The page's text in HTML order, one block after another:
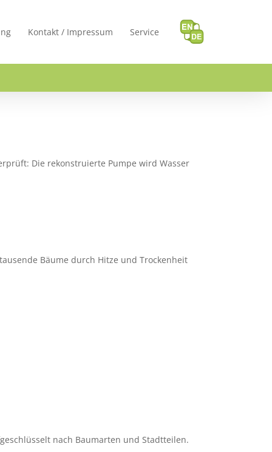
Kontakt / Impressum Service
Die rekonstruierte Pumpe wird Wasser
Bäume durch Hitze und Trockenheit
nach Baumarten und Stadtteilen.